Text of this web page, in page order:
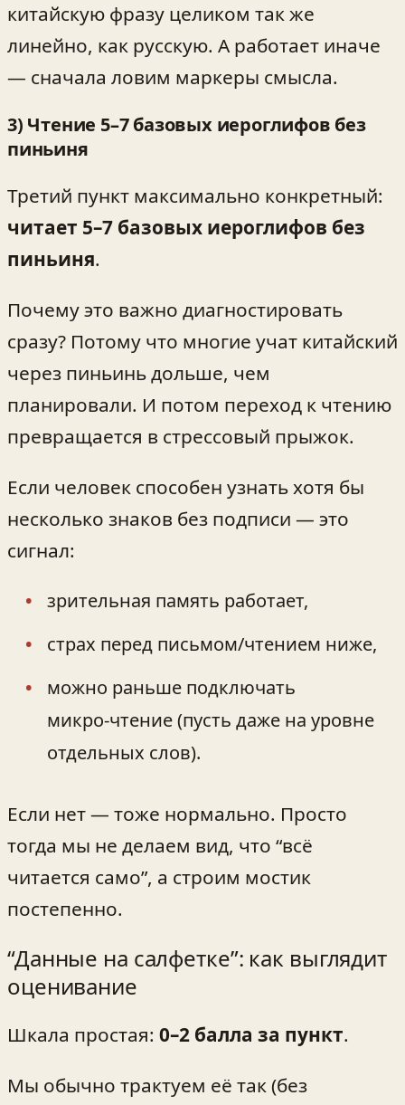
китайскую фразу целиком так же
линейно, как русскую. А работает иначе
— сначала ловим маркеры смысла.
3) Чтение 5–7 базовых иероглифов без
пиньиня
Третий пункт максимально конкретный:
читает 5–7 базовых иероглифов без
пиньиня.
Почему это важно диагностировать
сразу? Потому что многие учат китайский
через пиньинь дольше, чем
планировали. И потом переход к чтению
превращается в стрессовый прыжок.
Если человек способен узнать хотя бы
несколько знаков без подписи — это
сигнал:
зрительная память работает,
страх перед письмом/чтением ниже,
можно раньше подключать
микро‑чтение (пусть даже на уровне
отдельных слов).
Если нет — тоже нормально. Просто
тогда мы не делаем вид, что “всё
читается само”, а строим мостик
постепенно.
“Данные на салфетке”: как выглядит
оценивание
Шкала простая: 0–2 балла за пункт.
Мы обычно трактуем её так (без